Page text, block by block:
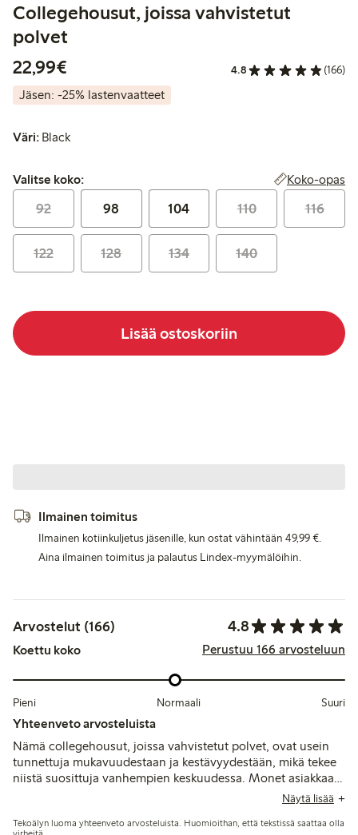
Collegehousut, joissa vahvistetut
polvet
22,99€
4.8 (166)
Jäsen: -25% lastenvaatteet
Väri: Black
Valitse koko:
Valitse koko: Koko-opas
92 98 104 110 116
122 128 134 140
Lisää ostoskoriin
Ilmainen toimitus
Ilmainen kotiinkuljetus jäsenille, kun ostat vähintään 49,99 €.
Aina ilmainen toimitus ja palautus Lindex-myymälöihin.
Arvostelut (166) 4.8
Koettu koko Perustuu 166 arvosteluun
Pieni Normaali Suuri
Yhteenveto arvosteluista
Nämä collegehousut, joissa vahvistetut polvet, ovat usein
tunnettuja mukavuudestaan ja kestävyydestään, mikä tekee
niistä suosittuja vanhempien keskuudessa. Monet asiakkaat
raportoivat hyvästä istuvuudesta ja arvostavat säädettävää
merkittävänä etuna aktiivisille lapsille. Kangasta kuvataan
Näytä lisää
Tekoälyn luoma yhteenveto arvosteluista. Huomioithan, että tekstissä saattaa olla